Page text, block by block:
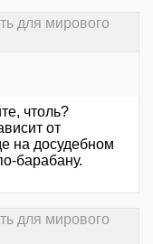
для мирового
чтоль?
от
на досудебном
барабану.
для мирового